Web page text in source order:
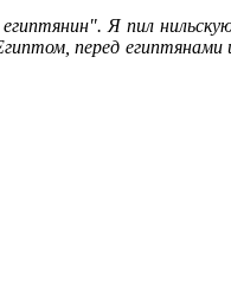
Я пил
перед